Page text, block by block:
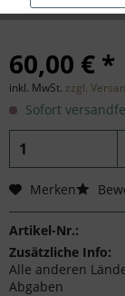
60,00 € *
inkl. MwSt. zzgl.
Sofort
Merken
Artikel-Nr.:
Zusätzliche Info:
Alle anderen
Abgaben